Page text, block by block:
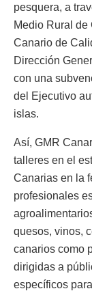
pesquera, a
Medio Rural de
Canario de
Dirección
con una
del Ejecutivo
islas.
Así, GMR
talleres en el
Canarias en la
profesionales
quesos, vinos,
canarios como
dirigidas a
específicos